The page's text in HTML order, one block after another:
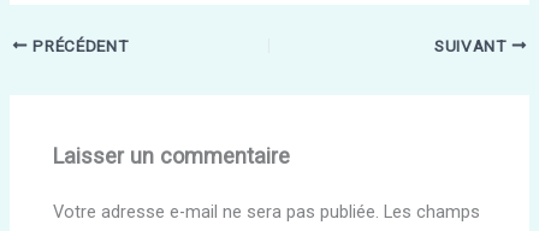
PRÉCÉDENT SUIVANT
Laisser un commentaire
Votre adresse e-mail ne sera pas publiée. Les champs